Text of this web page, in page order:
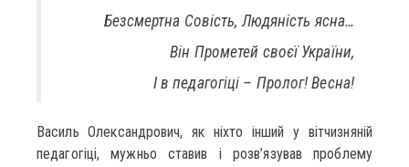
Безсмертна Совість, Людяність ясна…
Він Прометей своєї України,
І в педагогіці – Пролог! Весна!
Василь Олександрович, як ніхто інший у вітчизняній
педагогіці, мужньо ставив і розв’язував проблему